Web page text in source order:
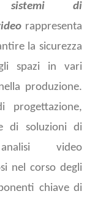
sistemi di
rappresenta
la sicurezza
spazi in vari
produzione.
progettazione,
di soluzioni di
video
nel corso degli
chiave di